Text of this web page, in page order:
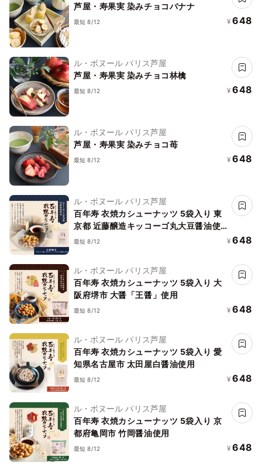
芦屋・寿果実 染みチョコバナナ
最短 8/12 ¥ 648
ル・ボヌール パリス芦屋
芦屋・寿果実 染みチョコ林檎
最短 8/12 ¥ 648
ル・ボヌール パリス芦屋
芦屋・寿果実 染みチョコ苺
最短 8/12 ¥ 648
ル・ボヌール パリス芦屋
百年寿 衣焼カシューナッツ 5袋入り 東
京都 近藤醸造キッコーゴ丸大豆醤油使
用
最短 8/12 ¥ 648
ル・ボヌール パリス芦屋
百年寿 衣焼カシューナッツ 5袋入り 大
阪府堺市 大醤「王醤」使用
最短 8/12 ¥ 648
ル・ボヌール パリス芦屋
百年寿 衣焼カシューナッツ 5袋入り 愛
知県名古屋市 太田屋白醤油使用
最短 8/12 ¥ 648
ル・ボヌール パリス芦屋
百年寿 衣焼カシューナッツ 5袋入り 京
都府亀岡市 竹岡醤油使用
最短 8/12 ¥ 648